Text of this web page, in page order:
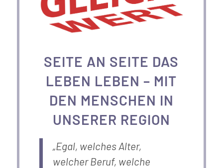
SEITE AN SEITE DAS
LEBEN LEBEN – MIT
DEN MENSCHEN IN
UNSERER REGION
„Egal, welches Alter,
welcher Beruf, welche